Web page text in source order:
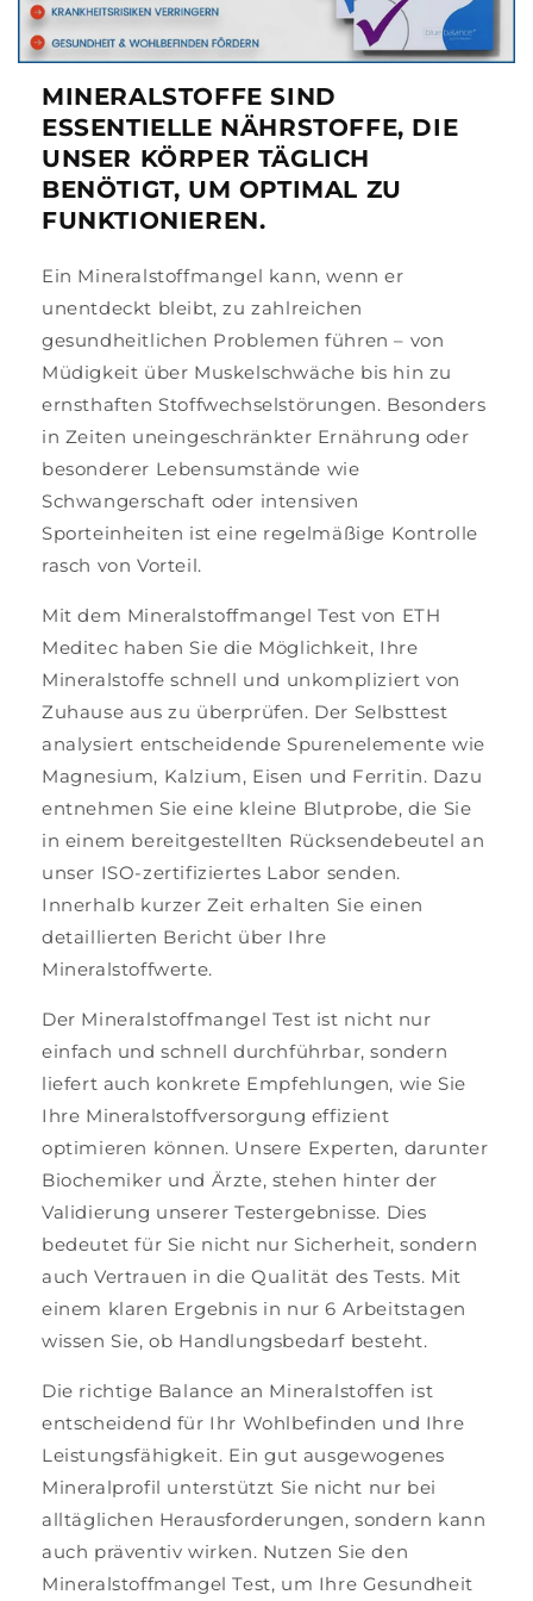
MINERALSTOFFE SIND
ESSENTIELLE NÄHRSTOFFE, DIE
UNSER KÖRPER TÄGLICH
BENÖTIGT, UM OPTIMAL ZU
FUNKTIONIEREN.
Ein Mineralstoffmangel kann, wenn er
unentdeckt bleibt, zu zahlreichen
gesundheitlichen Problemen führen – von
Müdigkeit über Muskelschwäche bis hin zu
ernsthaften Stoffwechselstörungen. Besonders
in Zeiten uneingeschränkter Ernährung oder
besonderer Lebensumstände wie
Schwangerschaft oder intensiven
Sporteinheiten ist eine regelmäßige Kontrolle
rasch von Vorteil.
Mit dem Mineralstoffmangel Test von ETH
Meditec haben Sie die Möglichkeit, Ihre
Mineralstoffe schnell und unkompliziert von
Zuhause aus zu überprüfen. Der Selbsttest
analysiert entscheidende Spurenelemente wie
Magnesium, Kalzium, Eisen und Ferritin. Dazu
entnehmen Sie eine kleine Blutprobe, die Sie
in einem bereitgestellten Rücksendebeutel an
unser ISO-zertifiziertes Labor senden.
Innerhalb kurzer Zeit erhalten Sie einen
detaillierten Bericht über Ihre
Mineralstoffwerte.
Der Mineralstoffmangel Test ist nicht nur
einfach und schnell durchführbar, sondern
liefert auch konkrete Empfehlungen, wie Sie
Ihre Mineralstoffversorgung effizient
optimieren können. Unsere Experten, darunter
Biochemiker und Ärzte, stehen hinter der
Validierung unserer Testergebnisse. Dies
bedeutet für Sie nicht nur Sicherheit, sondern
auch Vertrauen in die Qualität des Tests. Mit
einem klaren Ergebnis in nur 6 Arbeitstagen
wissen Sie, ob Handlungsbedarf besteht.
Die richtige Balance an Mineralstoffen ist
entscheidend für Ihr Wohlbefinden und Ihre
Leistungsfähigkeit. Ein gut ausgewogenes
Mineralprofil unterstützt Sie nicht nur bei
alltäglichen Herausforderungen, sondern kann
auch präventiv wirken. Nutzen Sie den
Mineralstoffmangel Test, um Ihre Gesundheit